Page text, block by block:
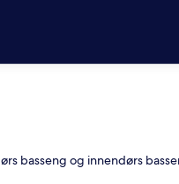
basseng og innendørs